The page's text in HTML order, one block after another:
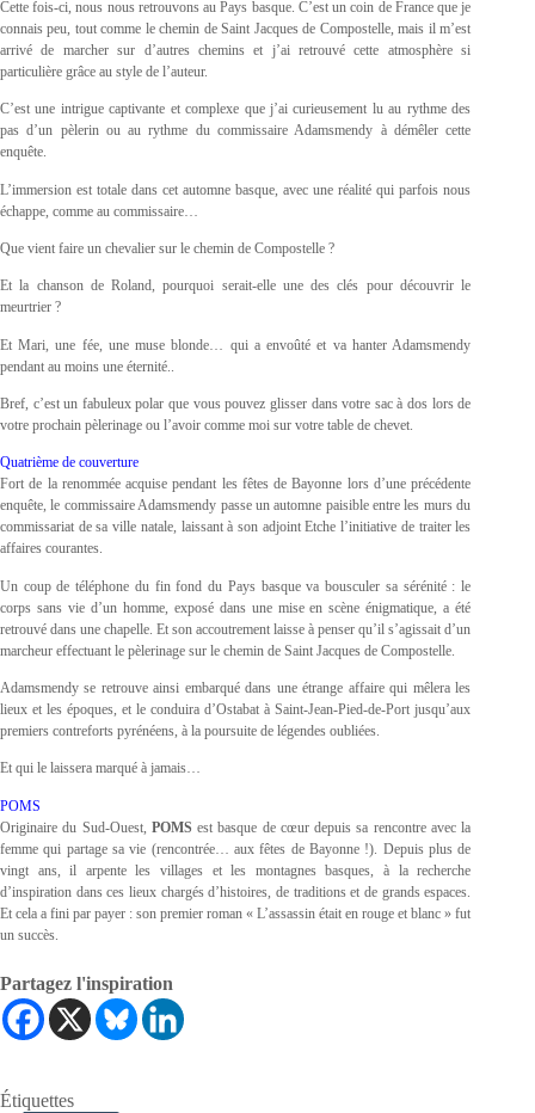
Cette fois-ci, nous nous retrouvons au Pays basque. C’est un coin de France que je
connais peu, tout comme le chemin de Saint Jacques de Compostelle, mais il m’est
arrivé de marcher sur d’autres chemins et j’ai retrouvé cette atmosphère si
particulière grâce au style de l’auteur.
C’est une intrigue captivante et complexe que j’ai curieusement lu au rythme des
pas d’un pèlerin ou au rythme du commissaire Adamsmendy à démêler cette
enquête.
L’immersion est totale dans cet automne basque, avec une réalité qui parfois nous
échappe, comme au commissaire…
Que vient faire un chevalier sur le chemin de Compostelle ?
Et la chanson de Roland, pourquoi serait-elle une des clés pour découvrir le
meurtrier ?
Et Mari, une fée, une muse blonde… qui a envoûté et va hanter Adamsmendy
pendant au moins une éternité..
Bref, c’est un fabuleux polar que vous pouvez glisser dans votre sac à dos lors de
votre prochain pèlerinage ou l’avoir comme moi sur votre table de chevet.
Quatrième de couverture
Fort de la renommée acquise pendant les fêtes de Bayonne lors d’une précédente
enquête, le commissaire Adamsmendy passe un automne paisible entre les murs du
commissariat de sa ville natale, laissant à son adjoint Etche l’initiative de traiter les
affaires courantes.
Un coup de téléphone du fin fond du Pays basque va bousculer sa sérénité : le
corps sans vie d’un homme, exposé dans une mise en scène énigmatique, a été
retrouvé dans une chapelle. Et son accoutrement laisse à penser qu’il s’agissait d’un
marcheur effectuant le pèlerinage sur le chemin de Saint Jacques de Compostelle.
Adamsmendy se retrouve ainsi embarqué dans une étrange affaire qui mêlera les
lieux et les époques, et le conduira d’Ostabat à Saint‐Jean‐Pied‐de‐Port jusqu’aux
premiers contreforts pyrénéens, à la poursuite de légendes oubliées.
Et qui le laissera marqué à jamais…
POMS
Originaire du Sud-Ouest, POMS est basque de cœur depuis sa rencontre avec la
femme qui partage sa vie (rencontrée… aux fêtes de Bayonne !). Depuis plus de
vingt ans, il arpente les villages et les montagnes basques, à la recherche
d’inspiration dans ces lieux chargés d’histoires, de traditions et de grands espaces.
Et cela a fini par payer : son premier roman « L’assassin était en rouge et blanc » fut
un succès.
Partagez l'inspiration
Étiquettes